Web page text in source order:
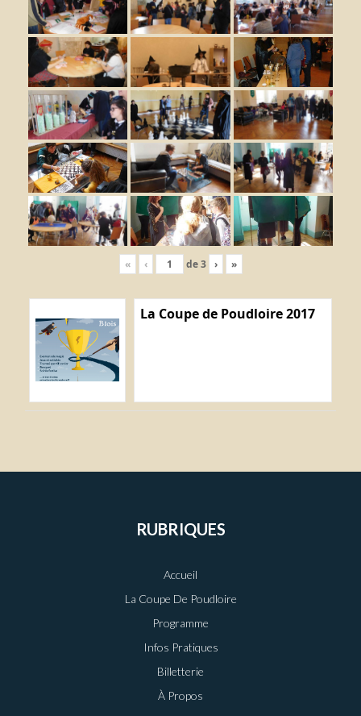
« ‹ de3 › »
La Coupe de Poudloire 2017
RUBRIQUES
Accueil
La Coupe De Poudloire
Programme
Infos Pratiques
Billetterie
À Propos